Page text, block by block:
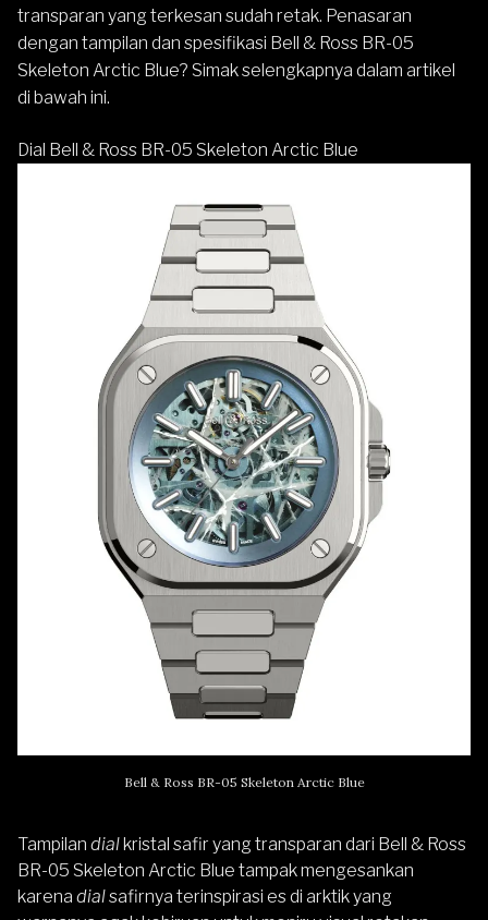
transparan yang terkesan sudah retak. Penasaran
dengan tampilan dan spesifikasi Bell & Ross BR-05
Skeleton Arctic Blue? Simak selengkapnya dalam artikel
di bawah ini.
Dial Bell & Ross BR-05 Skeleton Arctic Blue
Bell & Ross BR-05 Skeleton Arctic Blue
Tampilan dial kristal safir yang transparan dari Bell & Ross
BR-05 Skeleton Arctic Blue tampak mengesankan
karena dialsafirnya terinspirasi es di arktik yang